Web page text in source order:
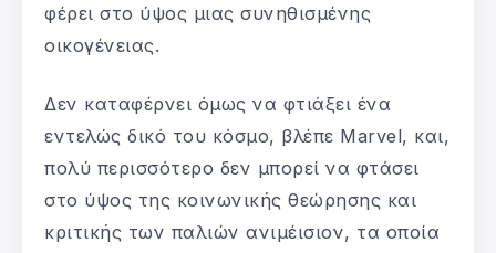
φέρει στο ύψος μιας συνηθισμένης
οικογένειας.
Δεν καταφέρνει όμως να φτιάξει ένα
εντελώς δικό του κόσμο, βλέπε Marvel, και,
πολύ περισσότερο δεν μπορεί να φτάσει
στο ύψος της κοινωνικής θεώρησης και
κριτικής των παλιών ανιμέισιον, τα οποία